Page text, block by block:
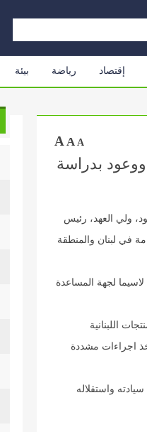
إقتصاد رياضة بيئة
A A A
بدراسة
ولي العهد، رئيس
في لبنان والمنطقة
لجهة المساعدة
اللبنانية
اجراءات مشددة
واستقلاله